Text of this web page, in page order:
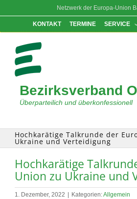
Netzwerk der Europa-Union
KONTAKT TERMINE SERVICE
Bezirksverband
Überparteilich und überkonfessionell
Hochkarätige Talkrunde der
Ukraine und Verteidigung
Hochkarätige
Union zu Ukraine und
1. Dezember, 2022 Kategorien:Allgemein